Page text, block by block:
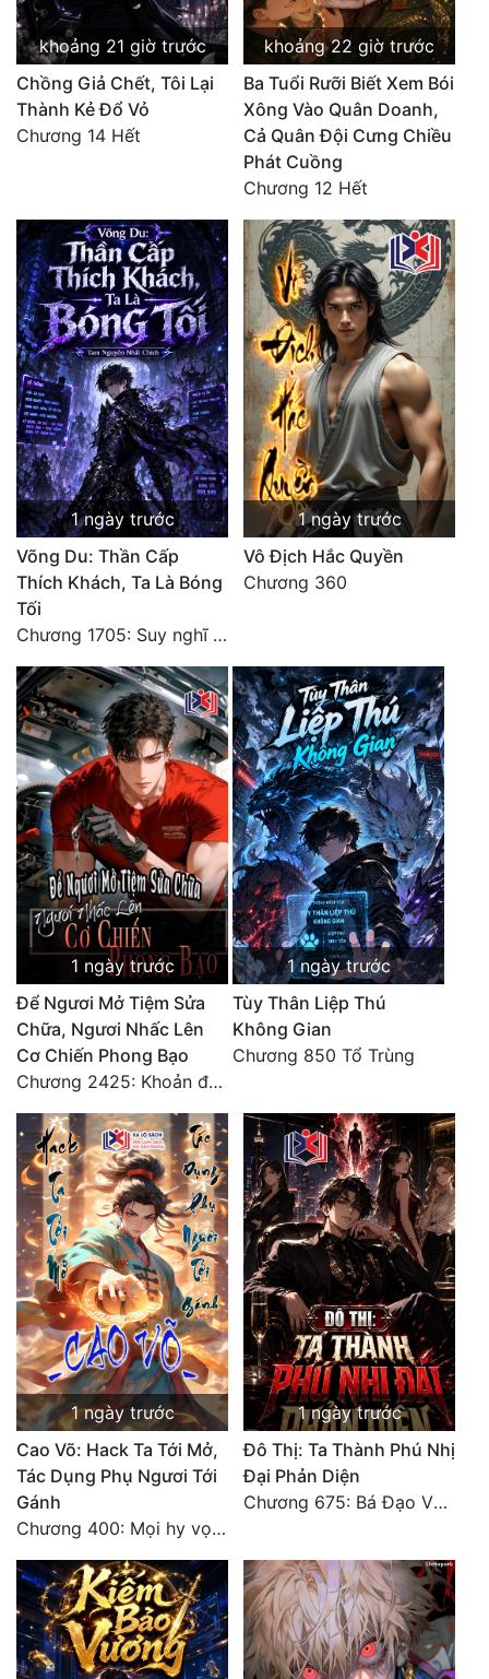
Quân Sự
Sảng Văn
Sắc
Tiên Hiệp
Tiểu Thuyết
Trinh Thám
Triều Đấu
Trùng Sinh
Trọng Sinh
Tu Chân
Tu Tiên
Tội Phạm
Vô Địch
Võ Hiệp
Võng Du
Xuyên Không
Xuyên Nhanh
Xuyên Sách
Xuyên Thư
Điền Văn
Đô Thị
Đông Phương
Đông Phương Huyền Huyễn
Đồng Nhân
Cẩu Đạo Trường Sinh
Ngự Thú
Truyện Nam
Truyện Nữ
Vô Địch Lưu
Xây Dựng Thế Lực
Đam Mỹ
Đẹp
Tính Cách Nhân Vật :
Cơ Trí
khoảng 21 giờ trước
Chồng Giả Chết, Tôi Lại
Thành Kẻ Đổ Vỏ
Chương 14 Hết
khoảng 22 giờ trước
Ba Tuổi Rưỡi Biết Xem Bói
Xông Vào Quân Doanh,
Cả Quân Đội Cưng Chiều
Phát Cuồng
Chương 12 Hết
1 ngày trước
Võng Du: Thần Cấp
Thích Khách, Ta Là Bóng
Tối
Chương 1705: Suy nghĩ sinh tồn của Vô Danh Tuyết!
1 ngày trước
Vô Địch Hắc Quyền
Chương 360
1 ngày trước
Để Ngươi Mở Tiệm Sửa
Chữa, Ngươi Nhấc Lên
Cơ Chiến Phong Bạo
Chương 2425: Khoản đầu tư của Tượng Chủ!! Nỗi nghi hoặc của Tô Bạch!
1 ngày trước
Tùy Thân Liệp Thú
Không Gian
Chương 850 Tổ Trùng
1 ngày trước
Cao Võ: Hack Ta Tới Mở,
Tác Dụng Phụ Ngươi Tới
Gánh
Chương 400: Mọi hy vọng đặt trên Tô Mặc!
1 ngày trước
Đô Thị: Ta Thành Phú Nhị
Đại Phản Diện
Chương 675: Bá Đạo Vương Gia